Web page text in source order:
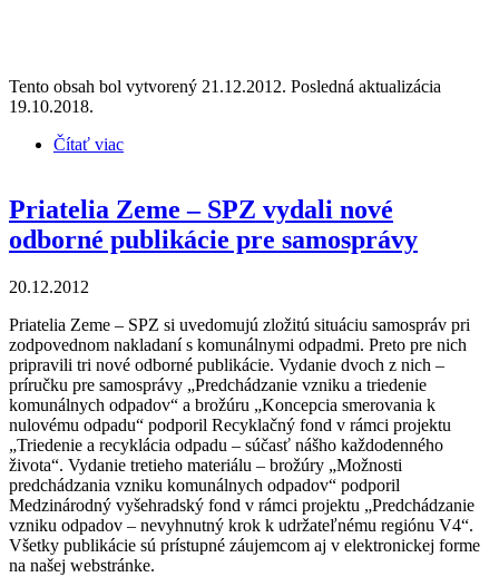
Tento obsah bol vytvorený 21.12.2012. Posledná aktualizácia
19.10.2018.
Čítať viac
Priatelia Zeme – SPZ vydali nové
odborné publikácie pre samosprávy
20.12.2012
Priatelia Zeme – SPZ si uvedomujú zložitú situáciu samospráv pri
zodpovednom nakladaní s komunálnymi odpadmi. Preto pre nich
pripravili tri nové odborné publikácie. Vydanie dvoch z nich –
príručku pre samosprávy „Predchádzanie vzniku a triedenie
komunálnych odpadov“ a brožúru „Koncepcia smerovania k
nulovému odpadu“ podporil Recyklačný fond v rámci projektu
„Triedenie a recyklácia odpadu – súčasť nášho každodenného
života“. Vydanie tretieho materiálu – brožúry „Možnosti
predchádzania vzniku komunálnych odpadov“ podporil
Medzinárodný vyšehradský fond v rámci projektu „Predchádzanie
vzniku odpadov – nevyhnutný krok k udržateľnému regiónu V4“.
Všetky publikácie sú prístupné záujemcom aj v elektronickej forme
na našej webstránke.